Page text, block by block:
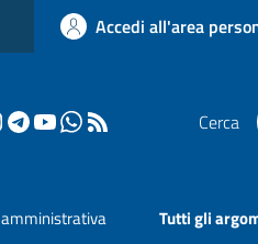
Accedi all'area
Cerca
Tutti gli